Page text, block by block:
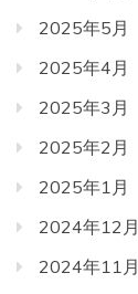
2025年5月
2025年4月
2025年3月
2025年2月
2025年1月
2024年12月
2024年11月